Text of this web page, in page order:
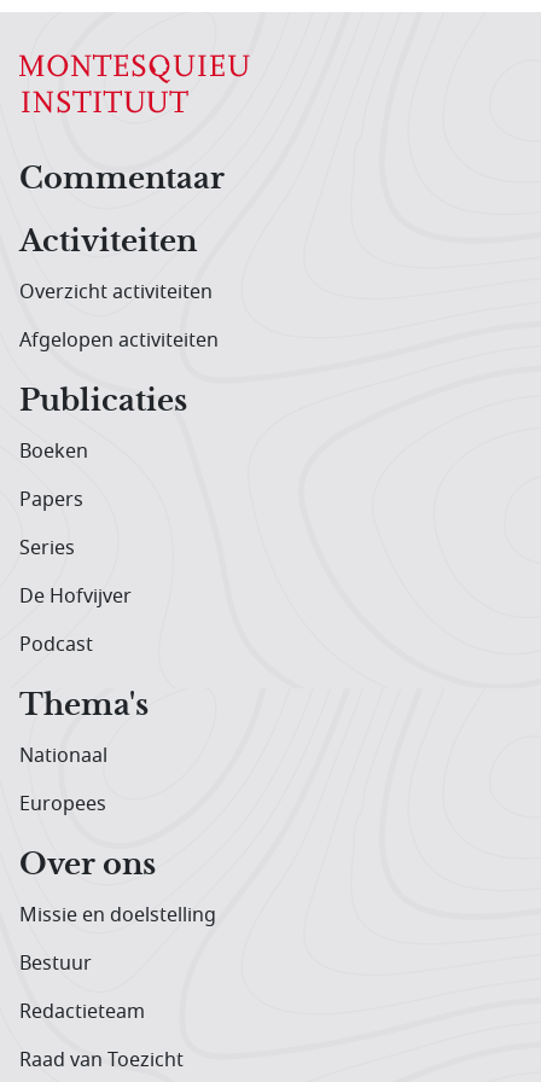
Hoofdnavigatiemenu
Commentaar
Activiteiten
Overzicht activiteiten
Afgelopen activiteiten
Publicaties
Boeken
Papers
Series
De Hofvijver
Podcast
Thema's
Nationaal
Europees
Over ons
Missie en doelstelling
Bestuur
Redactieteam
Raad van Toezicht